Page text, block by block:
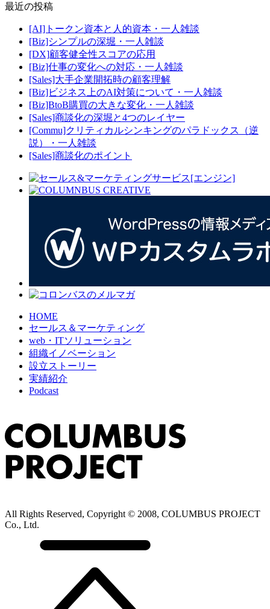
最近の投稿
[AI]トークン資本と人的資本・一人雑談
[Biz]シンプルの深堀・一人雑談
[DX]顧客健全性スコアの応用
[Biz]仕事の変化への対応・一人雑談
[Sales]大手企業開拓時の顧客理解
[Biz]ビジネス上のAI対策について・一人雑談
[Biz]BtoB購買の大きな変化・一人雑談
[Sales]商談化の深堀と4つのレイヤー
[Commu]クリティカルシンキングのパラドックス（逆
説）・一人雑談
[Sales]商談化のポイント
HOME
セールス＆マーケティング
web・ITソリューション
組織イノベーション
設立ストーリー
実績紹介
Podcast
All Rights Reserved, Copyright © 2008, COLUMBUS PROJECT
Co., Ltd.